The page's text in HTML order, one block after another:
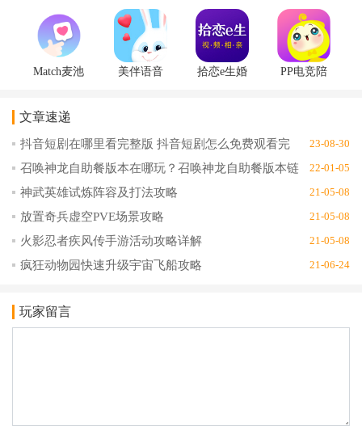
3.14.11安
卓版
聊天交友
1.0.0交友
版
官网版交
友平台1.0
畅聊版
交友
appv8.4.300
实名版
Match麦池
新版
美伴语音
拾恋e生婚
PP电竞陪
区版)2.1.1
官方版
文章速递
抖音短剧在哪里看完整版 抖音短剧怎么免费观看完
23-08-30
召唤神龙自助餐版本在哪玩？召唤神龙自助餐版本链
22-01-05
神武英雄试炼阵容及打法攻略 21-05-08
放置奇兵虚空PVE场景攻略 21-05-08
火影忍者疾风传手游活动攻略详解 21-05-08
疯狂动物园快速升级宇宙飞船攻略 21-06-24
玩家留言